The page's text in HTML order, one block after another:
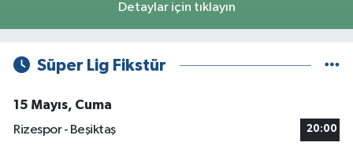
Detaylar için tıklayın
Süper Lig Fikstür
15 Mayıs, Cuma
Rizespor - Beşiktaş
20:00